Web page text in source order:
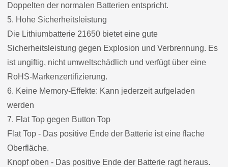
Doppelten der normalen Batterien entspricht.
5. Hohe Sicherheitsleistung
Die Lithiumbatterie 21650 bietet eine gute
Sicherheitsleistung gegen Explosion und Verbrennung. Es
ist ungiftig, nicht umweltschädlich und verfügt über eine
RoHS-Markenzertifizierung.
6. Keine Memory-Effekte: Kann jederzeit aufgeladen
werden
7. Flat Top gegen Button Top
Flat Top - Das positive Ende der Batterie ist eine flache
Oberfläche.
Knopf oben - Das positive Ende der Batterie ragt heraus.